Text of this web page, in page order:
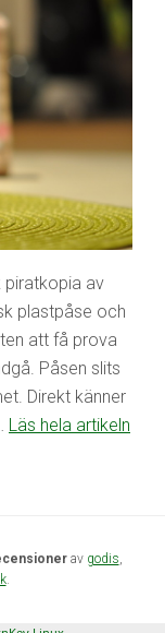
piratkopia av
plastpåse och
att få prova
Påsen slits
Direkt känner
Läs hela artikeln
av godis
.